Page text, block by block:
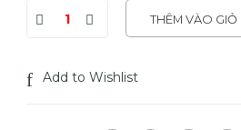
THÊM VÀO GIỎ
Add to Wishlist